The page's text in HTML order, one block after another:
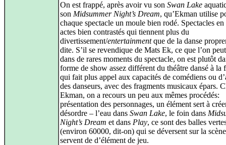
On est frappé, après avoir vu son Swan Lake
son Midsummer Night’s Dream, qu’Ekman utilise
chaque spectacle un moule bien rodé. Spectacles
actes bien contrastés qui tiennent plus du
divertissement/entertainmentque de la danse
dite. S’il se revendique de Mats Ek, ce que l’on
dans de rares moments du spectacle, on est plutôt
forme de show assez différent du théâtre dansé à la
qui fait plus appel aux capacités de comédiens ou
des danseurs, avec des fragments musicaux épars.
Ekman, on a recours un peu aux mêmes procédés:
présentation des personnages, un élément sert à
désordre – l’eau dans Swan Lake, le foin dans
Night’s Dream et dans Play, ce sont des balles
(environ 60000, dit-on) qui se déversent sur la
servent de d’élément de jeu.